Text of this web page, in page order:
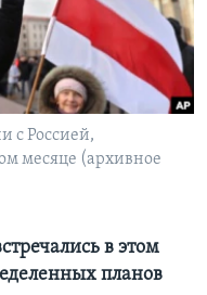
с Россией,
месяце (архивное
в этом
планов